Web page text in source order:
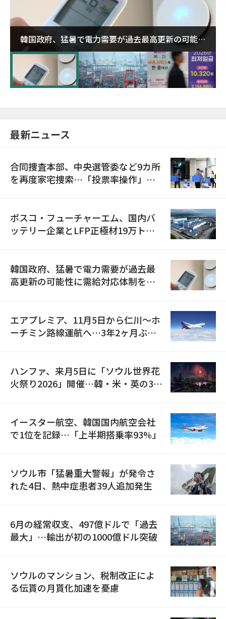
韓国政府、猛暑で電力需要が過去最高更新の可能性
に需給対応体制を点検
最新ニュース
合同捜査本部、中央選管委など9カ所
を再度家宅捜索…「投票率操作」の
ポスコ・フューチャーエム、国内バ
ッテリー企業とLFP正極材19万トン
韓国政府、猛暑で電力需要が過去最
高更新の可能性に需給対応体制を点
エアプレミア、11月5日から仁川〜ホ
ーチミン路線運航へ…3年2ヶ月ぶり
ハンファ、来月5日に「ソウル世界花
火祭り2026」開催…韓・米・英の3カ
イースター航空、韓国国内航空会社
で1位を記録…「上半期搭乗率93%」
ソウル市「猛暑重大警報」が発令さ
れた4日、熱中症患者39人追加発生
6月の経常収支、497億ドルで「過去
最大」…輸出が初の1000億ドル突破
ソウルのマンション、税制改正によ
る伝貰の月貰化加速を憂慮